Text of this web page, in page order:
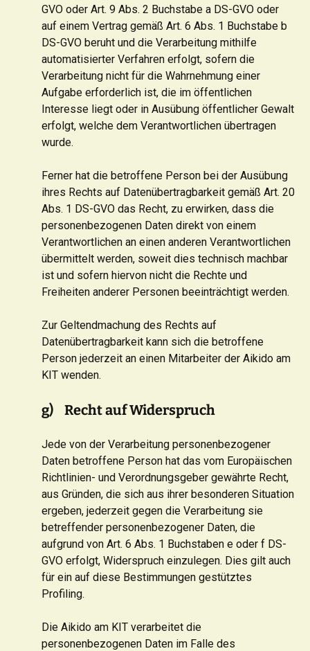
GVO oder Art. 9 Abs. 2 Buchstabe a DS-GVO oder
auf einem Vertrag gemäß Art. 6 Abs. 1 Buchstabe b
DS-GVO beruht und die Verarbeitung mithilfe
automatisierter Verfahren erfolgt, sofern die
Verarbeitung nicht für die Wahrnehmung einer
Aufgabe erforderlich ist, die im öffentlichen
Interesse liegt oder in Ausübung öffentlicher Gewalt
erfolgt, welche dem Verantwortlichen übertragen
wurde.
Ferner hat die betroffene Person bei der Ausübung
ihres Rechts auf Datenübertragbarkeit gemäß Art. 20
Abs. 1 DS-GVO das Recht, zu erwirken, dass die
personenbezogenen Daten direkt von einem
Verantwortlichen an einen anderen Verantwortlichen
übermittelt werden, soweit dies technisch machbar
ist und sofern hiervon nicht die Rechte und
Freiheiten anderer Personen beeinträchtigt werden.
Zur Geltendmachung des Rechts auf
Datenübertragbarkeit kann sich die betroffene
Person jederzeit an einen Mitarbeiter der Aikido am
KIT wenden.
g) Recht auf Widerspruch
Jede von der Verarbeitung personenbezogener
Daten betroffene Person hat das vom Europäischen
Richtlinien- und Verordnungsgeber gewährte Recht,
aus Gründen, die sich aus ihrer besonderen Situation
ergeben, jederzeit gegen die Verarbeitung sie
betreffender personenbezogener Daten, die
aufgrund von Art. 6 Abs. 1 Buchstaben e oder f DS-
GVO erfolgt, Widerspruch einzulegen. Dies gilt auch
für ein auf diese Bestimmungen gestütztes
Profiling.
Die Aikido am KIT verarbeitet die
personenbezogenen Daten im Falle des